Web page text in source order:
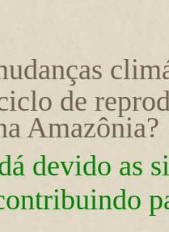
de
Amazônia?
devido as